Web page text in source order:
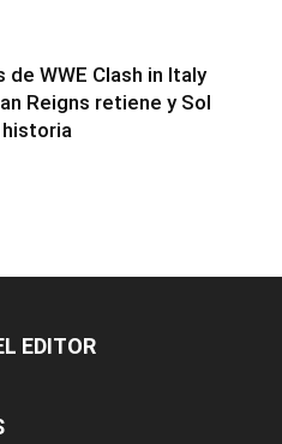
de WWE Clash in Italy
Reigns retiene y Sol
EDITOR